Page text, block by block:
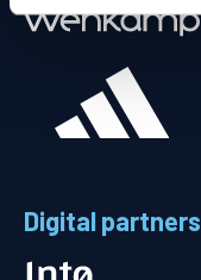
Digital partners